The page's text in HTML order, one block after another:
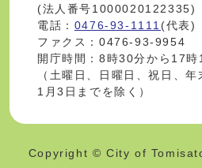
(法人番号1000020122335)
電話： 0476-93-1111 (代表)
ファクス：0476-93-9954
開庁時間：8時30分から17時
（土曜日、日曜日、祝日、
1月3日までを除く）
Copyright © City of